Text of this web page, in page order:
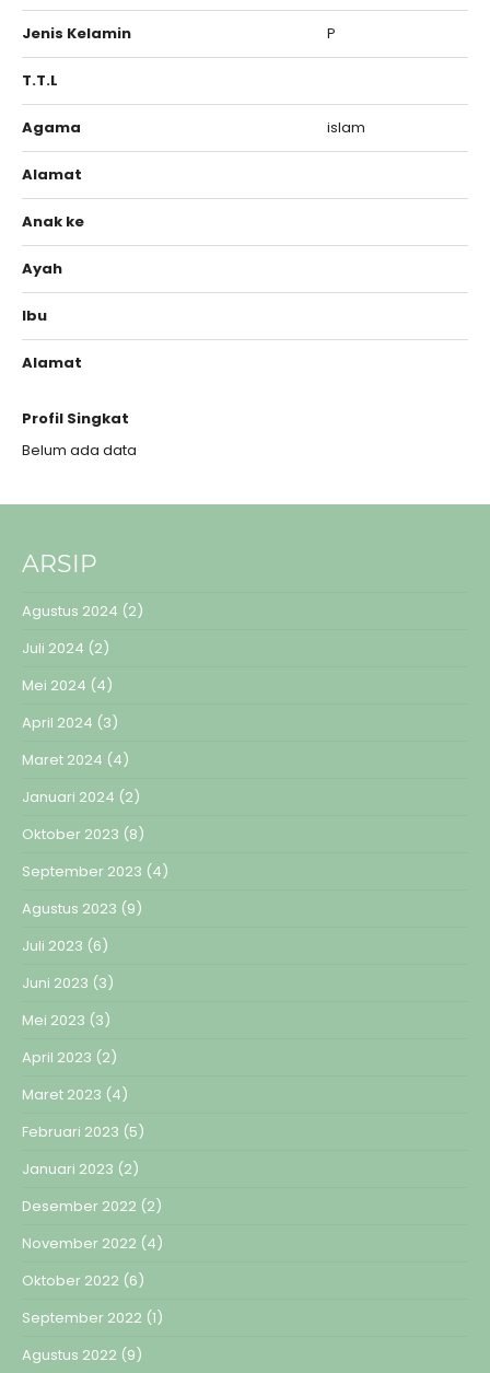
Jenis Kelamin P
T.T.L
Agama islam
Alamat
Anak ke
Ayah
Ibu
Alamat
Profil Singkat
Belum ada data
ARSIP
Agustus 2024 (2)
Juli 2024 (2)
Mei 2024 (4)
April 2024 (3)
Maret 2024 (4)
Januari 2024 (2)
Oktober 2023 (8)
September 2023 (4)
Agustus 2023 (9)
Juli 2023 (6)
Juni 2023 (3)
Mei 2023 (3)
April 2023 (2)
Maret 2023 (4)
Februari 2023 (5)
Januari 2023 (2)
Desember 2022 (2)
November 2022 (4)
Oktober 2022 (6)
September 2022 (1)
Agustus 2022 (9)